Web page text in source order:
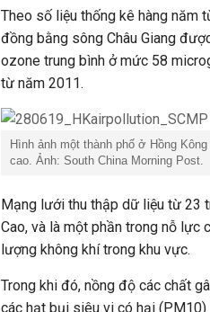
Theo số liệu thống kê hàng năm
đồng bằng sông Châu Giang
ozone trung bình ở mức 58
từ năm 2011.
Hình ảnh một thành phố ở Hồng
cao. Ảnh: South China Morning Post.
Mạng lưới thu thập dữ liệu từ 23
Cao, và là một phần trong nỗ lực
lượng không khí trong khu vực.
Trong khi đó, nồng độ các chất
các hạt bụi siêu vi có hại